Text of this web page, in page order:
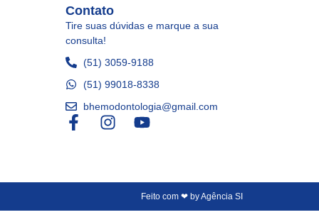
Contato
Tire suas dúvidas e marque a sua
consulta!
(51) 3059-9188
(51) 99018-8338
bhemodontologia@gmail.com
Feito com ❤ by Agência SI